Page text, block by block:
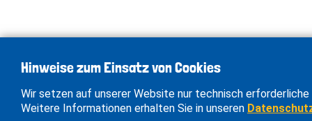
Hinweise zum Einsatz von Cookies
Wir setzen auf unserer Website nur technisch erforderliche
Weitere Informationen erhalten Sie in unseren